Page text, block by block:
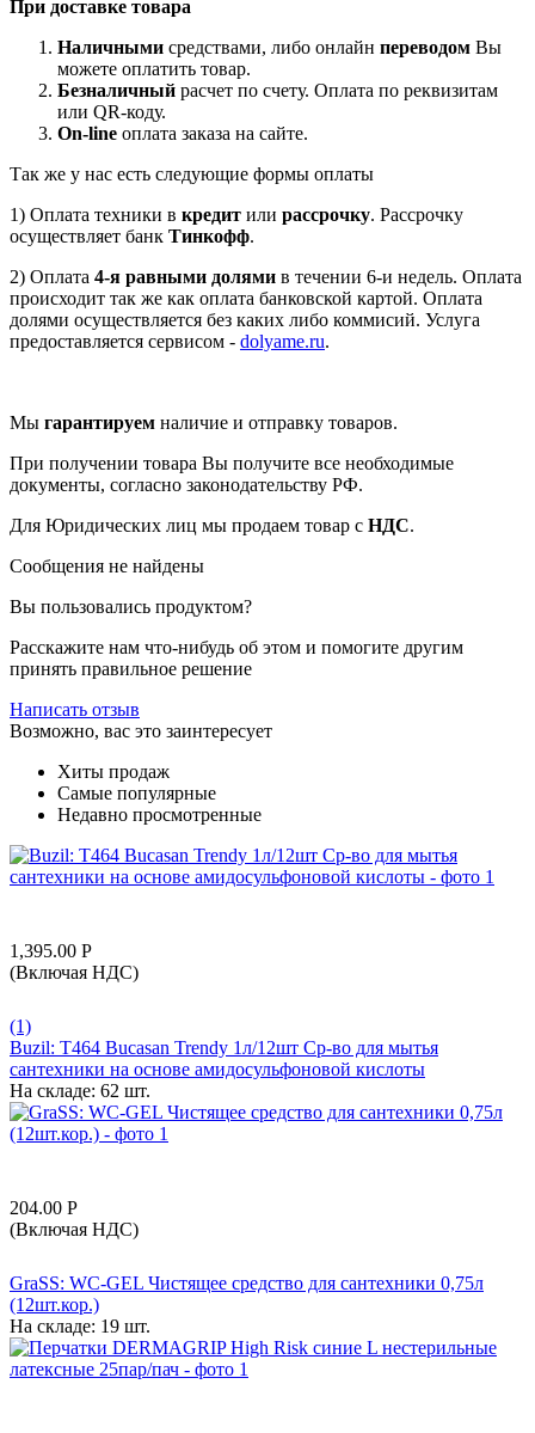
При доставке товара
Наличными средствами, либо онлайн переводом Вы
можете оплатить товар.
Безналичный расчет по счету. Оплата по реквизитам
или QR-коду.
On-line оплата заказа на сайте.
Так же у нас есть следующие формы оплаты
1) Оплата техники в кредит или рассрочку. Рассрочку
осуществляет банк Тинкофф.
2) Оплата 4-я равными долями в течении 6-и недель. Оплата
происходит так же как оплата банковской картой. Оплата
долями осуществляется без каких либо коммисий. Услуга
предоставляется сервисом - dolyame.ru.
Мы гарантируем наличие и отправку товаров.
При получении товара Вы получите все необходимые
документы, согласно законодательству РФ.
Для Юридических лиц мы продаем товар с НДС.
Сообщения не найдены
Вы пользовались продуктом?
Расскажите нам что-нибудь об этом и помогите другим
принять правильное решение
Написать отзыв
Возможно, вас это заинтересует
Хиты продаж
Самые популярные
Недавно просмотренные
1,395.00 Р
(Включая НДС)
(1)
Buzil: T464 Bucasan Trendy 1л/12шт Ср-во для мытья
сантехники на основе амидосульфоновой кислоты
На складе: 62 шт.
204.00 Р
(Включая НДС)
GraSS: WC-GEL Чистящее средство для сантехники 0,75л
(12шт.кор.)
На складе: 19 шт.